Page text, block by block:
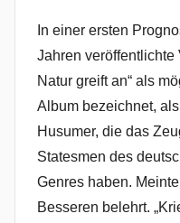
In einer ersten
Jahren veröffentlichte
Natur greift an“ als
Album bezeichnet,
Husumer, die das
Statesmen des
Genres haben.
Besseren belehrt.